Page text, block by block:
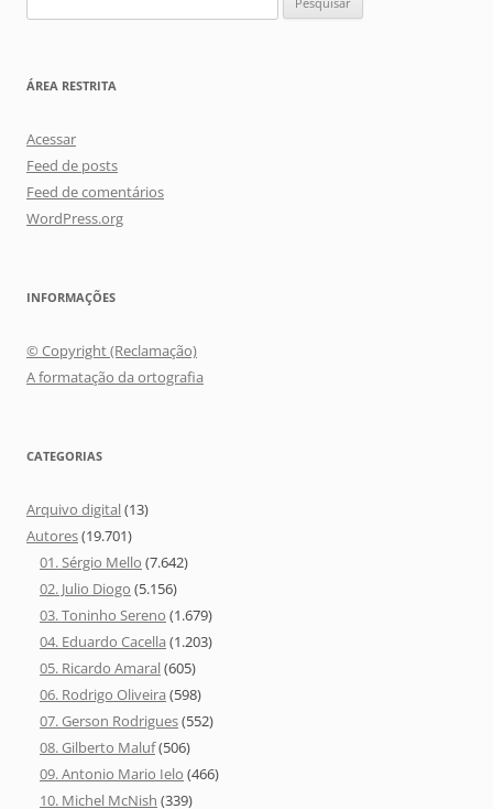
por:
ÁREA RESTRITA
Acessar
Feed de posts
Feed de comentários
WordPress.org
INFORMAÇÕES
© Copyright (Reclamação)
A formatação da ortografia
CATEGORIAS
Arquivo digital(13)
Autores(19.701)
01. Sérgio Mello (7.642)
02. Julio Diogo (5.156)
03. Toninho Sereno (1.679)
04. Eduardo Cacella (1.203)
05. Ricardo Amaral(605)
06. Rodrigo Oliveira (598)
07. Gerson Rodrigues(552)
08. Gilberto Maluf(506)
09. Antonio Mario Ielo (466)
10. Michel McNish (339)